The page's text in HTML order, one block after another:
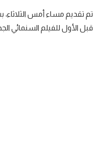
تم تقديم مساء أمس الثلاثاء،
قبل الأول للفيلم السنمائي